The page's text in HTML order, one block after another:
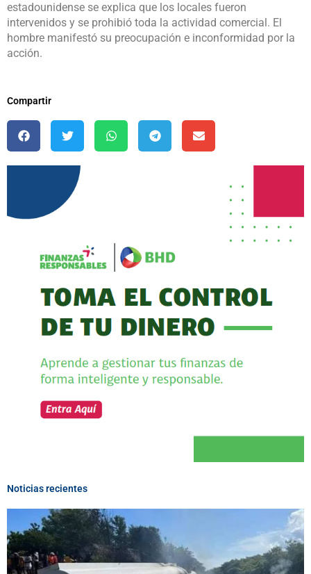
estadounidense se explica que los locales fueron
intervenidos y se prohibió toda la actividad comercial. El
hombre manifestó su preocupación e inconformidad por la
acción.
Compartir
Noticias recientes